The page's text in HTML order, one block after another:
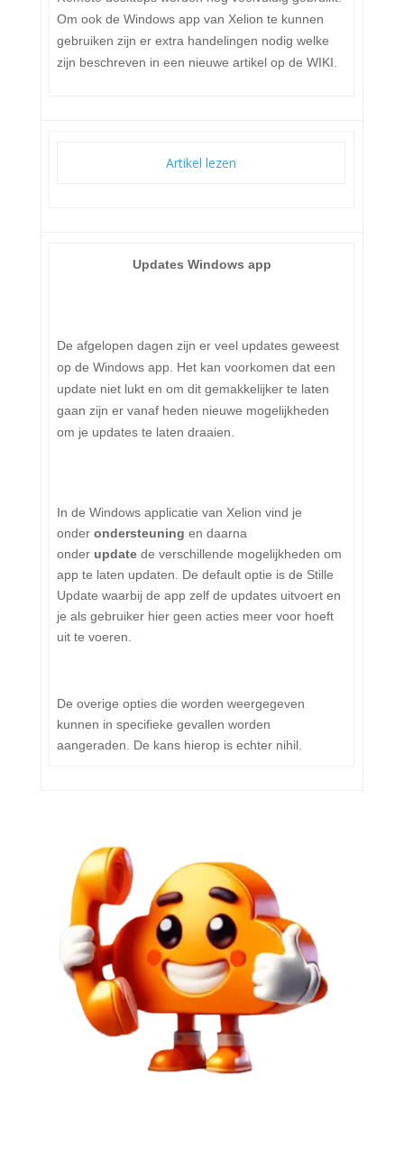
Om ook de Windows app van Xelion te kunnen
gebruiken zijn er extra handelingen nodig welke
zijn beschreven in een nieuwe artikel op de WIKI.
Artikel lezen
Updates Windows app
De afgelopen dagen zijn er veel updates geweest
op de Windows app. Het kan voorkomen dat een
update niet lukt en om dit gemakkelijker te laten
gaan zijn er vanaf heden nieuwe mogelijkheden
om je updates te laten draaien.
In de Windows applicatie van Xelion vind je
onderondersteuningen daarna
onder update de verschillende mogelijkheden om
app te laten updaten. De default optie is de Stille
Update waarbij de app zelf de updates uitvoert en
je als gebruiker hier geen acties meer voor hoeft
uit te voeren.
De overige opties die worden weergegeven
kunnen in specifieke gevallen worden
aangeraden. De kans hierop is echter nihil.